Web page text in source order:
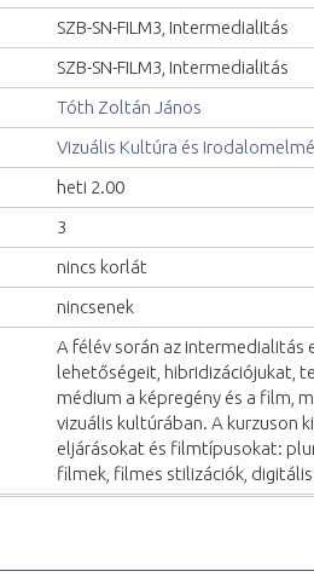
SZB-SN-FILM3, Intermedialitás
SZB-SN-FILM3, Intermedialitás
Tóth Zoltán János
Vizuális Kultúra és
heti 2.00
3
nincs korlát
nincsenek
A félév során az intermedialitás
lehetőségeit, hibridizációjukat,
médium a képregény és a film,
vizuális kultúrában. A kurzuson
eljárásokat és filmtípusokat:
filmek, filmes stilizációk,